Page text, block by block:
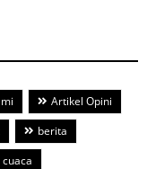
Artikel Opini
berita